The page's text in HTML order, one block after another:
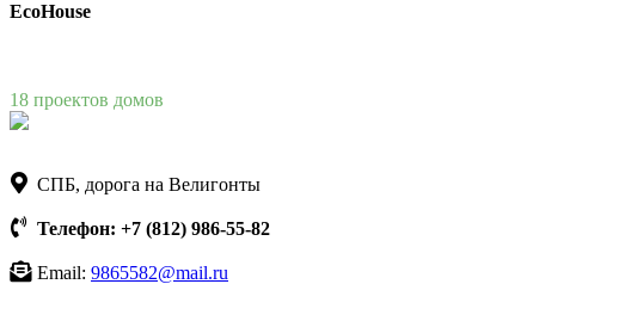
EcoHouse
18 проектов домов
СПБ, дорога на Велигонты
Телефон: +7 (812) 986-55-82
Email: 9865582@mail.ru